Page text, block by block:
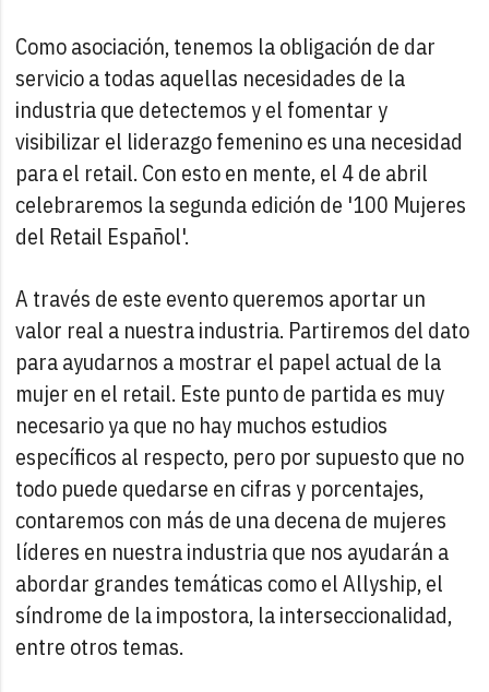
Como asociación, tenemos la obligación de dar
servicio a todas aquellas necesidades de la
industria que detectemos y el fomentar y
visibilizar el liderazgo femenino es una necesidad
para el retail. Con esto en mente, el 4 de abril
celebraremos la segunda edición de '100 Mujeres
del Retail Español'.
A través de este evento queremos aportar un
valor real a nuestra industria. Partiremos del dato
para ayudarnos a mostrar el papel actual de la
mujer en el retail. Este punto de partida es muy
necesario ya que no hay muchos estudios
específicos al respecto, pero por supuesto que no
todo puede quedarse en cifras y porcentajes,
contaremos con más de una decena de mujeres
líderes en nuestra industria que nos ayudarán a
abordar grandes temáticas como el Allyship, el
síndrome de la impostora, la interseccionalidad,
entre otros temas.